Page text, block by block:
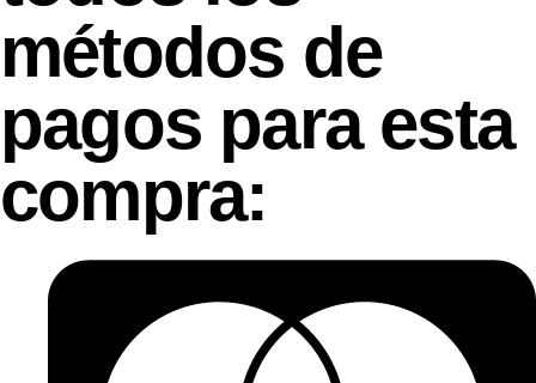
métodos de
pagos para esta
compra: